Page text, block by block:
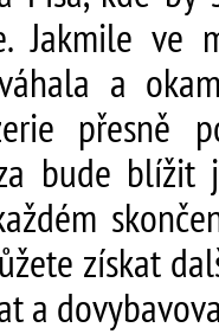
Jakmile ve
a
přesně
bude blížit
získat
a